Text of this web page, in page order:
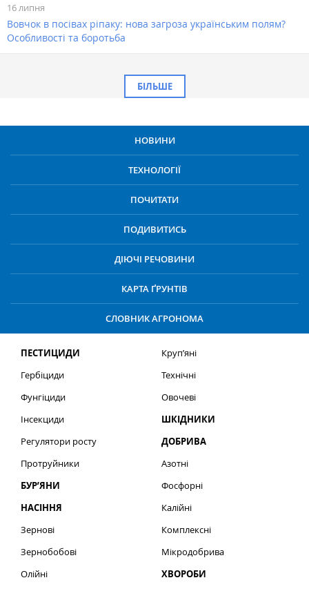
16 липня
Вовчок в посівах ріпаку: нова загроза українським полям?
Особливості та боротьба
БІЛЬШЕ
НОВИНИ
ТЕХНОЛОГІЇ
ПОЧИТАТИ
ПОДИВИТИСЬ
ДІЮЧІ РЕЧОВИНИ
КАРТА ҐРУНТІВ
СЛОВНИК АГРОНОМА
ПЕСТИЦИДИ
Гербіциди
Фунгіциди
Інсекциди
Регулятори росту
Протруйники
БУР’ЯНИ
НАСІННЯ
Зернові
Зернобобові
Олійні
Круп’яні
Технічні
Овочеві
ШКІДНИКИ
ДОБРИВА
Азотні
Фосфорні
Калійні
Комплексні
Мікродобрива
ХВОРОБИ